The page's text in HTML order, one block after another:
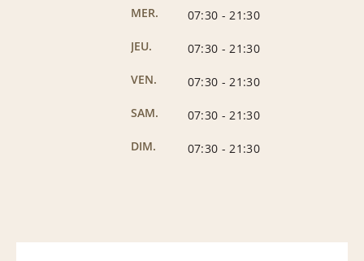
MER.
07:30 - 21:30
JEU.
07:30 - 21:30
VEN.
07:30 - 21:30
SAM.
07:30 - 21:30
DIM.
07:30 - 21:30